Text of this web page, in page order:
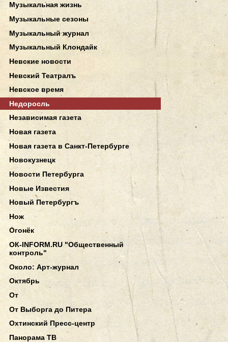
Музыкальная жизнь
Музыкальные сезоны
Музыкальный журнал
Музыкальный Клондайк
Невские новости
Невский Театралъ
Невское время
Недоросль
Независимая газета
Новая газета
Новая газета в Санкт-Петербурге
Новокузнецк
Новости Петербурга
Новые Известия
Новый Петербургъ
Нож
Огонёк
ОК-INFORM.RU "Общественный
контроль"
Около: Арт-журнал
Октябрь
От
От Выборга до Питера
Охтинский Пресс-центр
Панорама ТВ